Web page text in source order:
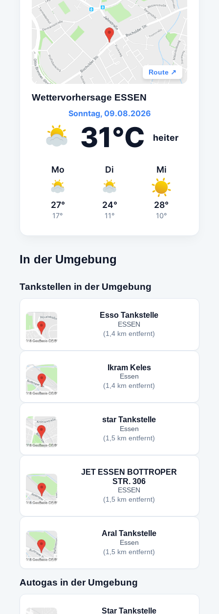
Route ↗
Wettervorhersage ESSEN
Sonntag, 09.08.2026
31°C heiter
Mo
27°
17°
Di
24°
11°
Mi
28°
10°
In der Umgebung
Tankstellen in der Umgebung
Esso Tankstelle
ESSEN
(1,4 km entfernt)
Ikram Keles
Essen
(1,4 km entfernt)
star Tankstelle
Essen
(1,5 km entfernt)
JET ESSEN BOTTROPER
STR. 306
ESSEN
(1,5 km entfernt)
Aral Tankstelle
Essen
(1,5 km entfernt)
Autogas in der Umgebung
Star Tankstelle